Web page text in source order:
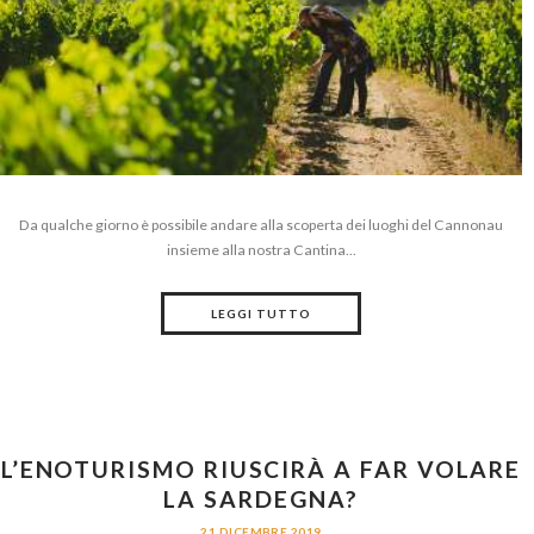
Da qualche giorno è possibile andare alla scoperta dei luoghi del Cannonau
insieme alla nostra Cantina...
LEGGI TUTTO
L’ENOTURISMO RIUSCIRÀ A FAR VOLARE
LA SARDEGNA?